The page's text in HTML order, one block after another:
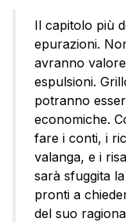
Il capitolo più
epurazioni.
avranno
espulsioni.
potranno
economiche.
fare i conti, i
valanga, e i
sarà sfuggita
pronti a
del suo